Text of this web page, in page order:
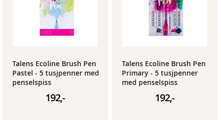
Talens Ecoline Brush Pen
Pastel - 5 tusjpenner med
penselspiss
192,-
Talens Ecoline Brush Pen
Primary - 5 tusjpenner
med penselspiss
192,-